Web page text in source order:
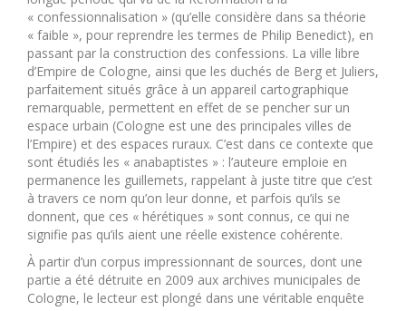
« confessionnalisation » (qu’elle considère dans sa théorie
« faible », pour reprendre les termes de Philip Benedict), en
passant par la construction des confessions. La ville libre
d’Empire de Cologne, ainsi que les duchés de Berg et Juliers,
parfaitement situés grâce à un appareil cartographique
remarquable, permettent en effet de se pencher sur un
espace urbain (Cologne est une des principales villes de
l’Empire) et des espaces ruraux. C’est dans ce contexte que
sont étudiés les « anabaptistes » : l’auteure emploie en
permanence les guillemets, rappelant à juste titre que c’est
à travers ce nom qu’on leur donne, et parfois qu’ils se
donnent, que ces « hérétiques » sont connus, ce qui ne
signifie pas qu’ils aient une réelle existence cohérente.
À partir d’un corpus impressionnant de sources, dont une
partie a été détruite en 2009 aux archives municipales de
Cologne, le lecteur est plongé dans une véritable enquête